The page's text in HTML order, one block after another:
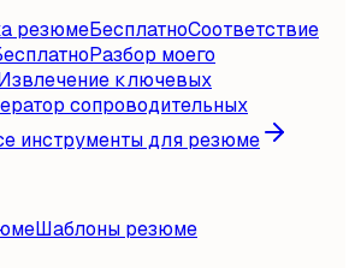
резюмеБесплатноСоответствие
Разбор моего
ключевых
сопроводительных
инструменты для резюме
Шаблоны резюме